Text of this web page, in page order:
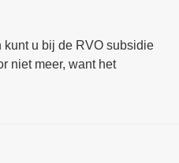
u bij de RVO subsidie
niet meer, want het